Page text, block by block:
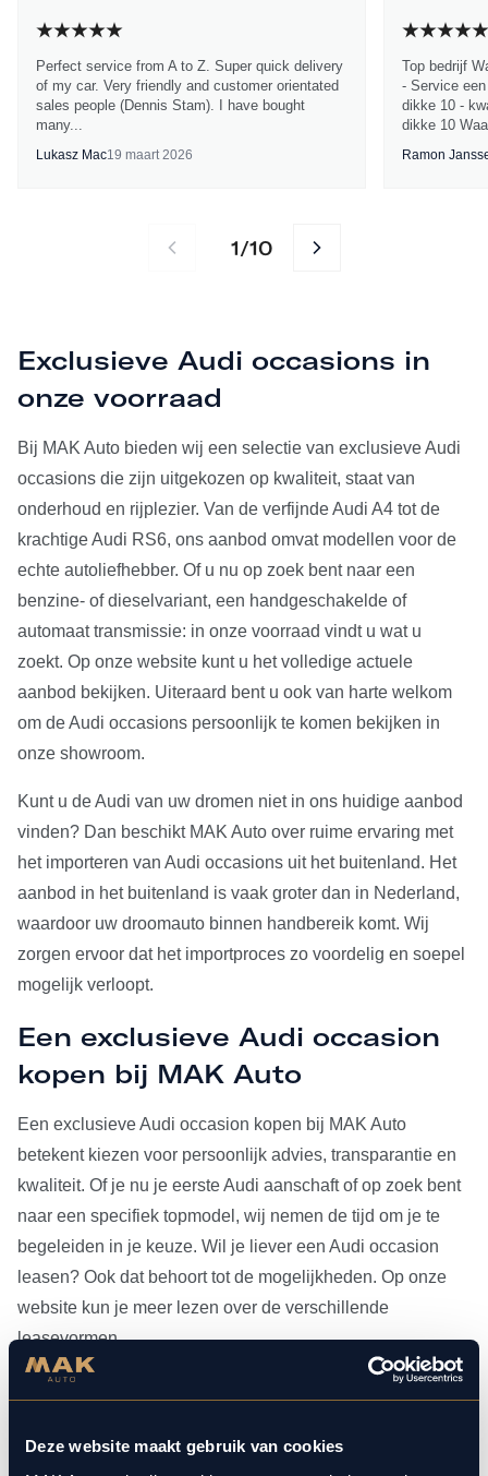
Deze website maakt gebruik van cookies
Perfect service from A to Z. Super quick delivery
of my car. Very friendly and customer orientated
sales people (Dennis Stam). I have bought
many...
Lukasz Mac19 maart 2026
Top bedrijf
- Service
dikke 10 -
dikke 10
Ramon
1/10
Exclusieve Audi occasions in
onze voorraad
Bij MAK Auto bieden wij een selectie van exclusieve Audi
occasions die zijn uitgekozen op kwaliteit, staat van
onderhoud en rijplezier. Van de verfijnde Audi A4 tot de
krachtige Audi RS6, ons aanbod omvat modellen voor de
echte autoliefhebber. Of u nu op zoek bent naar een
benzine- of dieselvariant, een handgeschakelde of
automaat transmissie: in onze voorraad vindt u wat u
zoekt. Op onze website kunt u het volledige actuele
aanbod bekijken. Uiteraard bent u ook van harte welkom
om de Audi occasions persoonlijk te komen bekijken in
onze showroom.
Kunt u de Audi van uw dromen niet in ons huidige aanbod
vinden? Dan beschikt MAK Auto over ruime ervaring met
het importeren van Audi occasions uit het buitenland. Het
aanbod in het buitenland is vaak groter dan in Nederland,
waardoor uw droomauto binnen handbereik komt. Wij
zorgen ervoor dat het importproces zo voordelig en soepel
mogelijk verloopt.
Een exclusieve Audi occasion
kopen bij MAK Auto
Een exclusieve Audi occasion kopen bij MAK Auto
betekent kiezen voor persoonlijk advies, transparantie en
kwaliteit. Of je nu je eerste Audi aanschaft of op zoek bent
naar een specifiek topmodel, wij nemen de tijd om je te
begeleiden in je keuze. Wil je liever een Audi occasion
leasen? Ook dat behoort tot de mogelijkheden. Op onze
website kun je meer lezen over de verschillende
leasevormen.
Heb je je Audi occasion eenmaal gevonden, dan kun je
aangesloten bij Bosch Car Service, beschikken onze